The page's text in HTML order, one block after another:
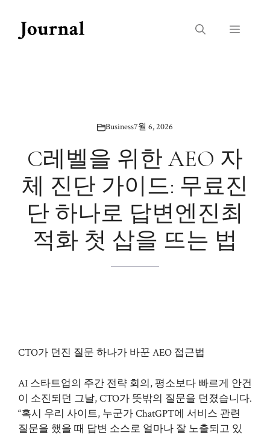
content
Menu
Business7월 6, 2026
C레벨을 위한 AEO 자
체 진단 가이드: 무료진
단 하나로 답변엔진최
적화 첫 삽을 뜨는 법
CTO가 던진 질문 하나가 바꾼 AEO 접근법
AI 스타트업의 주간 전략 회의, 평소보다 빠르게 안건
이 소진되던 그날, CTO가 뜻밖의 질문을 던졌습니다.
“혹시 우리 사이트, 누군가 ChatGPT에 서비스 관련
질문을 했을 때 답변 소스로 얼마나 잘 노출되고 있